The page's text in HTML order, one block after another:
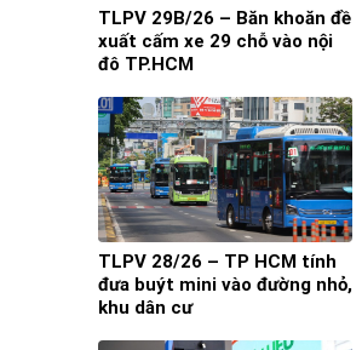
TLPV 29B/26 – Băn khoăn đề
xuất cấm xe 29 chỗ vào nội
đô TP.HCM
TLPV 28/26 – TP HCM tính
đưa buýt mini vào đường nhỏ,
khu dân cư